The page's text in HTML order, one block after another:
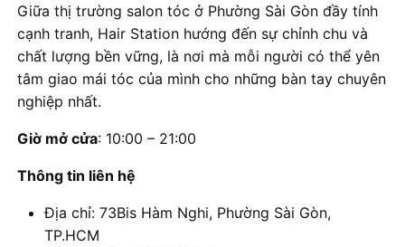
Giữa thị trường salon tóc ở Phường Sài Gòn đầy tính
cạnh tranh, Hair Station hướng đến sự chỉnh chu và
chất lượng bền vững, là nơi mà mỗi người có thể yên
tâm giao mái tóc của mình cho những bàn tay chuyên
nghiệp nhất.
Giờ mở cửa: 10:00 – 21:00
Thông tin liên hệ
Địa chỉ: 73Bis Hàm Nghi, Phường Sài Gòn,
TP.HCM